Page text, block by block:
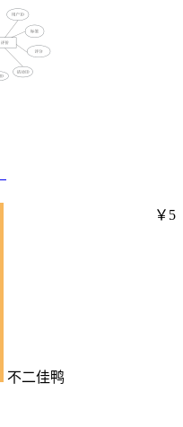
不二佳鸭
￥5